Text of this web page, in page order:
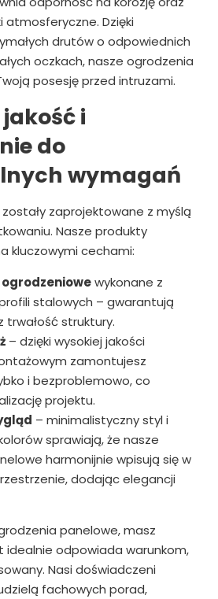
atmosferyczne. Dzięki
drutów o odpowiednich
oczkach, nasze ogrodzenia
posesję przed intruzami.
i
do
wymagań
zaprojektowane z myślą
Nasze produkty
kluczowymi cechami:
ogrodzeniowewykonane z
stalowych – gwarantują
struktury.
– dzięki wysokiej jakości
zamontujesz
i bezproblemowo, co
projektu.
– minimalistyczny styl i
sprawiają, że nasze
harmonijnie wpisują się w
dodając elegancji
panelowe, masz
idealnie odpowiada warunkom,
Nasi doświadczeni
fachowych porad,